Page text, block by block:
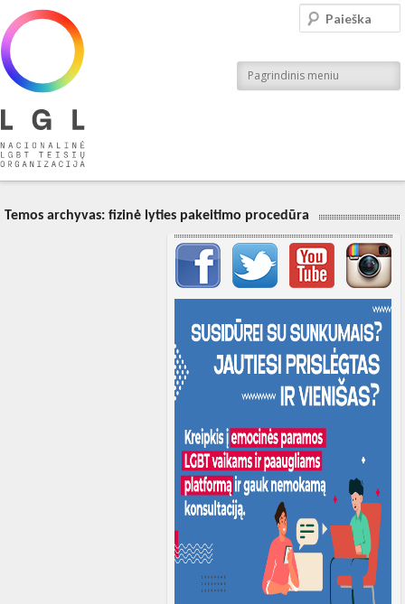
Nacionalinė LGBT teisių organizacija
Pagrindinis meniu
Paieška
Temos archyvas: fizinė lyties pakeitimo procedūra
Svarbių įrašų meniu